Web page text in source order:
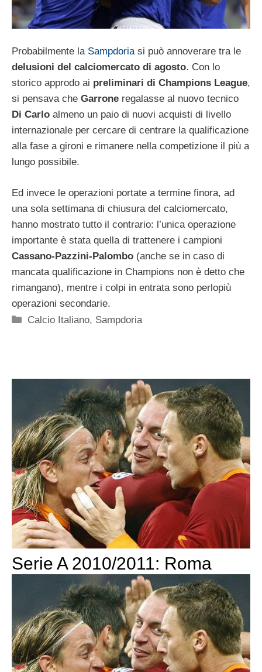
Probabilmente la Sampdoriasi può annoverare tra le
delusioni del calciomercato di agosto. Con lo
storico approdo ai preliminari di Champions League,
si pensava che Garrone regalasse al nuovo tecnico
Di Carlo almeno un paio di nuovi acquisti di livello
internazionale per cercare di centrare la qualificazione
alla fase a gironi e rimanere nella competizione il più a
lungo possibile.
Ed invece le operazioni portate a termine finora, ad
una sola settimana di chiusura del calciomercato,
hanno mostrato tutto il contrario: l’unica operazione
importante è stata quella di trattenere i campioni
Cassano-Pazzini-Palombo (anche se in caso di
mancata qualificazione in Champions non è detto che
rimangano), mentre i colpi in entrata sono perlopiù
operazioni secondarie.
Categorie
Calcio Italiano, Sampdoria
Serie A 2010/2011: Roma